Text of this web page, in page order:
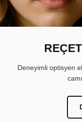
Deneyimli optisyen